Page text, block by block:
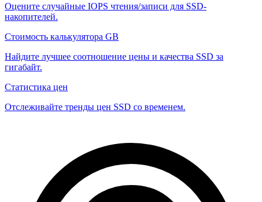
Оцените случайные IOPS чтения/записи для SSD-
накопителей.
Стоимость калькулятора GB
Найдите лучшее соотношение цены и качества SSD за
гигабайт.
Статистика цен
Отслеживайте тренды цен SSD со временем.